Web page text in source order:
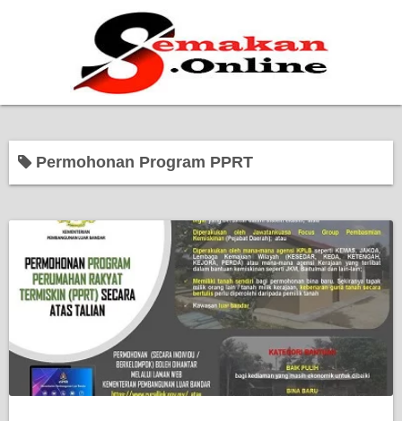
Bantuan Kerajaan
Pendidikan
Kerja Kosong Terkini
Permohonan Program PPRT